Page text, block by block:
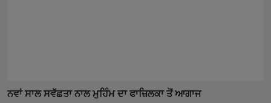
ਨਵਾਂ ਸਾਲ ਸਵੱਛਤਾ ਨਾਲ ਮੁਹਿੰਮ ਦਾ ਫਾਜ਼ਿਲਕਾ ਤੋਂ ਆਗਾਜ